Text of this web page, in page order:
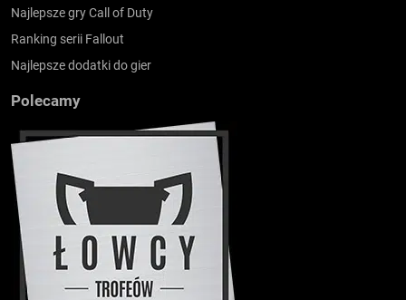
Najlepsze gry Call of Duty
Ranking serii Fallout
Najlepsze dodatki do gier
Polecamy